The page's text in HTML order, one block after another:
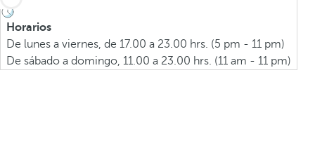
Horarios
De lunes a viernes, de 17.00 a 23.00 hrs. (5 pm - 11 pm)
De sábado a domingo, 11.00 a 23.00 hrs. (11 am - 11 pm)